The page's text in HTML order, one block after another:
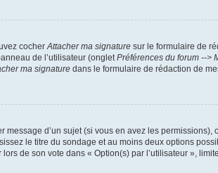
cocher Attacher ma signature sur le formulaire de
de l’utilisateur (onglet Préférences du forum -->
ma signature dans le formulaire de rédaction de
d’un sujet (si vous en avez les permissions),
le titre du sondage et au moins deux options
de son vote dans « Option(s) par l’utilisateur »,